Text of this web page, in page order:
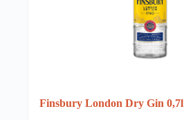
Finsbury London Dry Gin 0,7l